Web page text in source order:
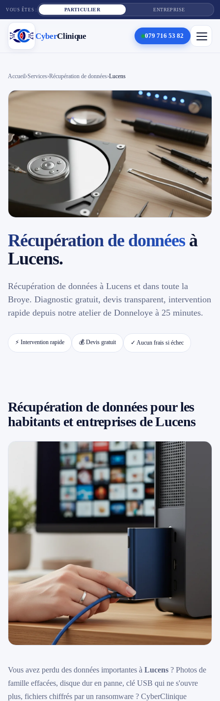
VOUS ÊTES : PARTICULIER ENTREPRISE
CyberClinique 079 716 53 82
Cyber Clinique
Réparation téléphone
Contact
📱 Réparation téléphone par marque
Région d'Yverdon
Gros-de-Vaud
Broye 5
→ Toutes les zones d'intervention (21 villes)
079 716 53 82
Accueil›Services›Récupération de données›Lucens
Récupération de données à
Lucens.
Récupération de données à Lucens et dans toute la
Broye. Diagnostic gratuit, devis transparent, intervention
rapide depuis notre atelier de Donneloye à 25 minutes.
⚡ Intervention rapide 💰 Devis gratuit ✓ Aucun frais si échec
Récupération de données pour les
habitants et entreprises de Lucens
Vous avez perdu des données importantes à Lucens ? Photos de
famille effacées, disque dur en panne, clé USB qui ne s'ouvre
plus, fichiers chiffrés par un ransomware ? CyberClinique